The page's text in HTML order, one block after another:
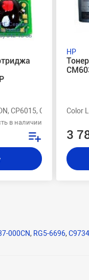
CP6015, CM6040MFP
в наличии
HP
Color
3
000CN, RG5-6696,